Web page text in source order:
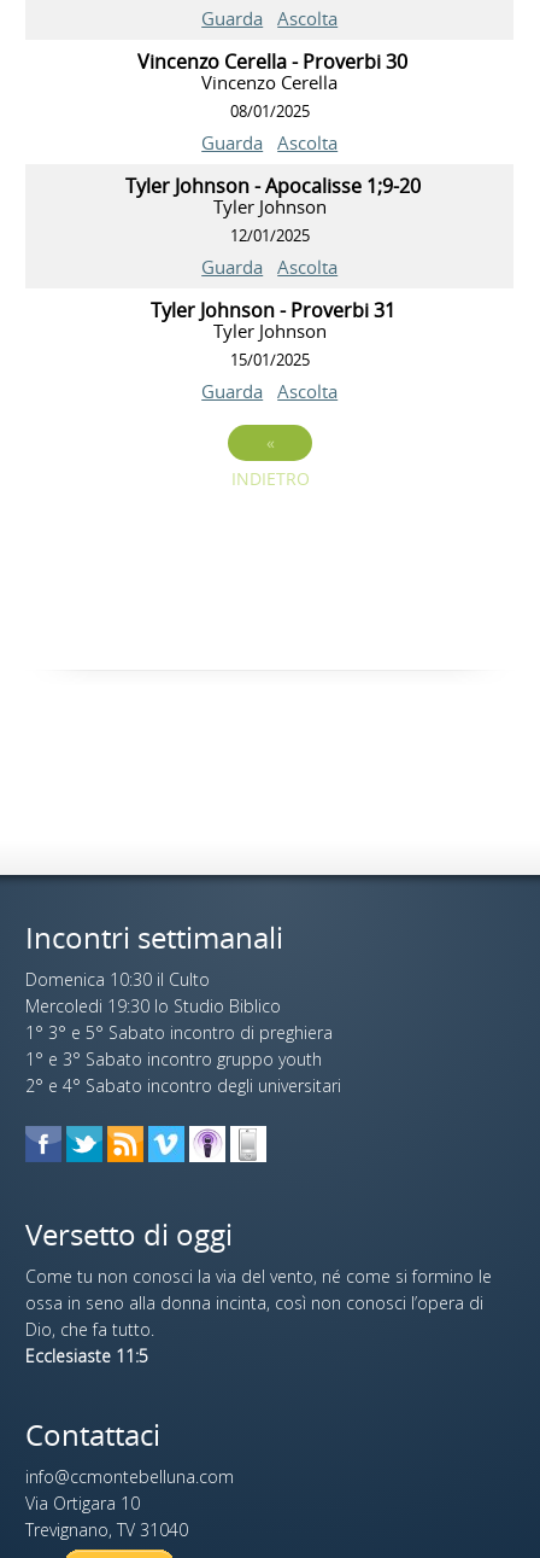
Guarda Ascolta
Vincenzo Cerella - Proverbi 30
Vincenzo Cerella
08/01/2025
Guarda Ascolta
Tyler Johnson - Apocalisse 1;9-20
Tyler Johnson
12/01/2025
Guarda Ascolta
Tyler Johnson - Proverbi 31
Tyler Johnson
15/01/2025
Guarda Ascolta
«
INDIETRO
Incontri settimanali
Domenica 10:30 il Culto
Mercoledi 19:30 lo Studio Biblico
1° 3° e 5° Sabato incontro di preghiera
1° e 3° Sabato incontro gruppo youth
2° e 4° Sabato incontro degli universitari
Versetto di oggi
Come tu non conosci la via del vento, né come si formino le
ossa in seno alla donna incinta, così non conosci l’opera di
Dio, che fa tutto.
Ecclesiaste 11:5
Contattaci
info@ccmontebelluna.com
Via Ortigara 10
Trevignano, TV 31040